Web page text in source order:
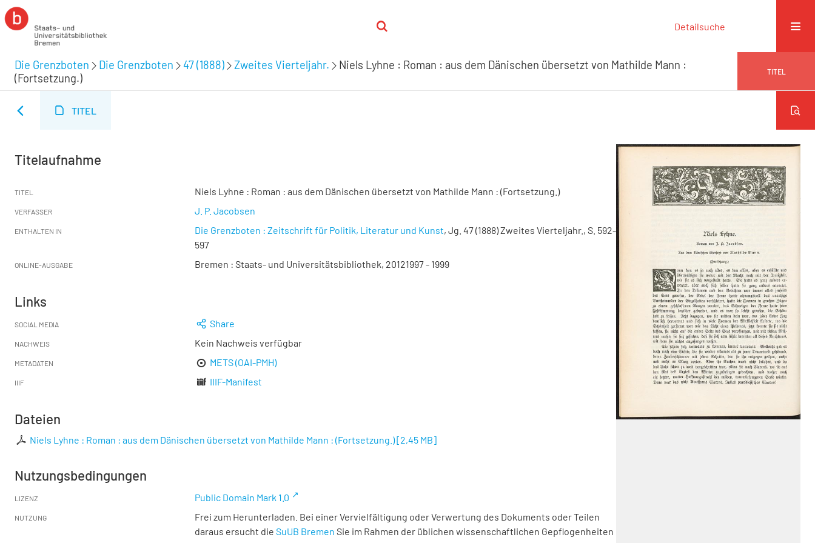
Detailsuche
Die Grenzboten Die Grenzboten 47 (1888) Zweites Vierteljahr.
Niels Lyhne : Roman : aus dem Dänischen übersetzt von Mathilde Mann :
(Fortsetzung.)
TITEL
TITEL
Titelaufnahme
TITEL Niels Lyhne : Roman : aus dem Dänischen übersetzt von Mathilde Mann : (Fortsetzung.)
VERFASSER J. P. Jacobsen
ENTHALTEN IN Die Grenzboten : Zeitschrift für Politik, Literatur und Kunst, Jg. 47 (1888) Zweites Vierteljahr., S. 592-
597
ONLINE-AUSGABE Bremen : Staats- und Universitätsbibliothek, 20121997 - 1999
Links
SOCIAL MEDIA Share
NACHWEIS Kein Nachweis verfügbar
METADATEN METS (OAI-PMH)
IIIF IIIF-Manifest
Dateien
Niels Lyhne : Roman : aus dem Dänischen übersetzt von Mathilde Mann : (Fortsetzung.)[2,45 MB]
Nutzungsbedingungen
LIZENZ Public Domain Mark 1.0
NUTZUNG
Frei zum Herunterladen. Bei einer Vervielfältigung oder Verwertung des Dokuments oder Teilen
daraus ersucht die SuUB Bremen Sie im Rahmen der üblichen wissenschaftlichen Gepflogenheiten